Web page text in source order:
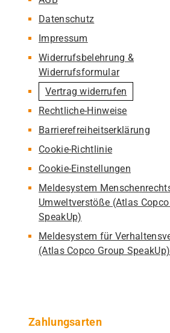
Datenschutz
Impressum
Widerrufsbelehrung &
Widerrufsformular
Vertrag widerrufen
Rechtliche-Hinweise
Barrierefreiheitserklärung
Cookie-Richtlinie
Cookie-Einstellungen
Meldesystem
Umweltverstöße (Atlas
SpeakUp)
Meldesystem für
(Atlas Copco Group SpeakUp)
Zahlungsarten